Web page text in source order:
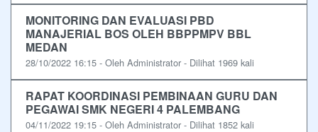
MONITORING DAN EVALUASI PBD
MANAJERIAL BOS OLEH BBPPMPV BBL
MEDAN
28/10/2022 16:15 - Oleh Administrator - Dilihat 1969 kali
RAPAT KOORDINASI PEMBINAAN GURU DAN
PEGAWAI SMK NEGERI 4 PALEMBANG
04/11/2022 19:15 - Oleh Administrator - Dilihat 1852 kali